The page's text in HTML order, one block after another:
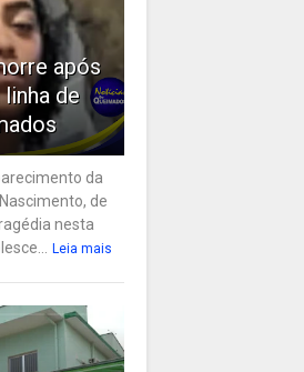
após
de
da
de
nesta
Leia mais